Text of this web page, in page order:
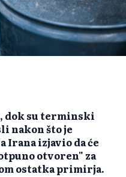
dok su terminski
nakon što je
izjavio da će
otvoren" za
ostatka primirja.